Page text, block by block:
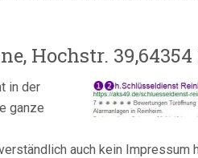
Hochstr.
in der
ganze
auch kein Impressum